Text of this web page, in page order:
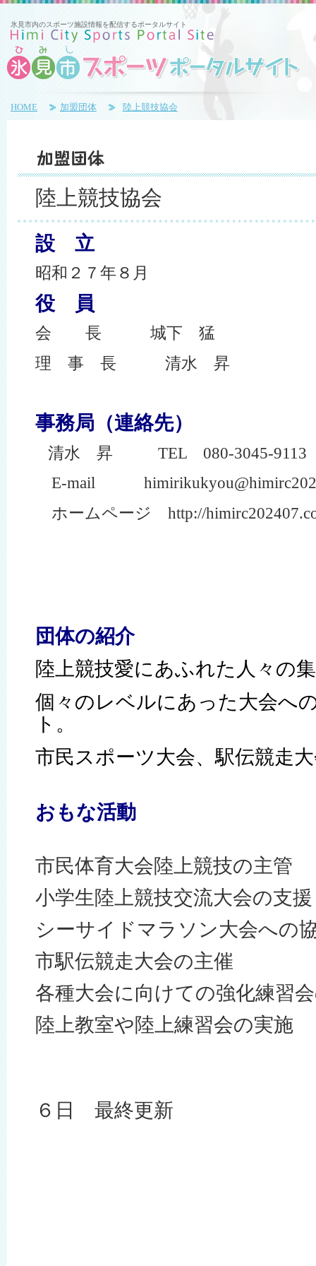
氷見市内のスポーツ施設情報を配信するポータルサイト
HOME 加盟団体 陸上競技協会
陸上競技協会
設 立
昭和２７年８月
役 員
会 長 城下 猛
理 事 長 清水 昇
事務局（連絡先）
清水 昇 TEL 080-3045-
E-mail
ホームページ http://
団体の紹介
陸上競技愛にあふれた人々の
個々のレベルにあった大会へ
ト。
市民スポーツ大会、駅伝競走
おもな活動
市民体育大会陸上競技の主管
小学生陸上競技交流大会の支援
シーサイドマラソン大会への
市駅伝競走大会の主催
各種大会に向けての強化練習
陸上教室や陸上練習会の実施
６日 最終更新